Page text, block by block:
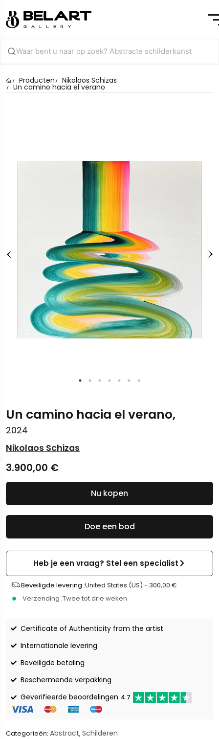
Producten Nikolaos Schizas
Un camino hacia el verano
Un camino hacia el verano,
2024
Nikolaos Schizas
3.900,00 €
Doe een bod
Heb je een vraag? Stel een specialist
Beveiligde levering :United States (US) - 300,00 €
Verzending :Twee tot drie weken
Certificate of Authenticity from the artist
Internationale levering
Beveiligde betaling
Beschermende verpakking
Geverifieerde beoordelingen 4.7
Categorieën: Abstract, Schilderen
Nu kopen